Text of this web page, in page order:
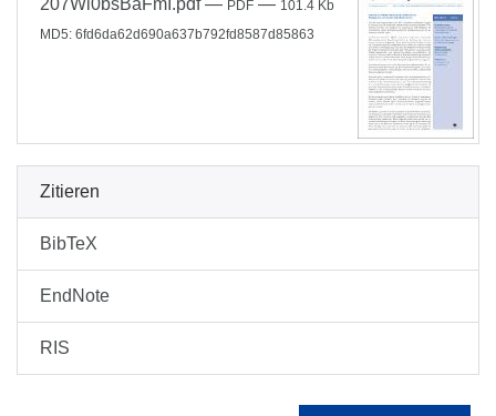
207Wi0bsBaFmI.pdf— PDF — 101.4 Kb
MD5: 6fd6da62d690a637b792fd8587d85863
Zitieren
BibTeX
EndNote
RIS